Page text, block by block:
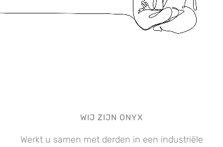
WIJ ZIJN ONYX
Werkt u samen met derden in een industriële